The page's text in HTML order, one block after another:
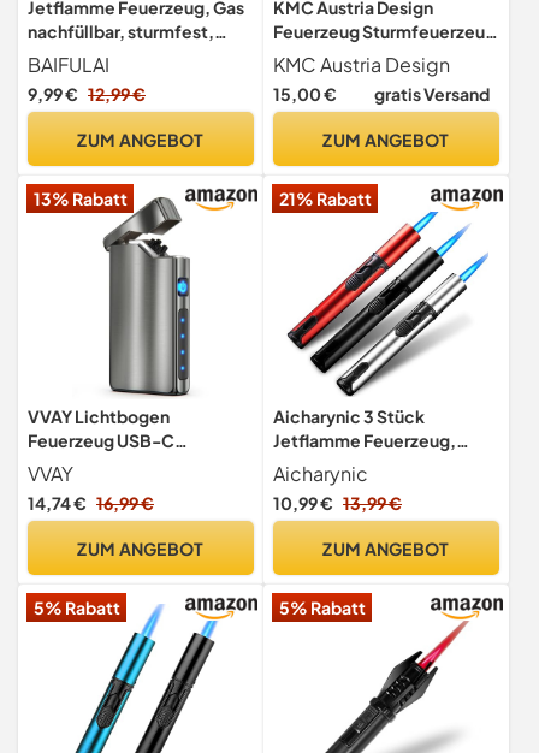
Jetflamme Feuerzeug, Gas
nachfüllbar, sturmfest,
einstellbare Flamme,
winddicht, abschließbar für
Grill, Kamin, Camping
BAIFULAI
9,99 € 12,99 €
ZUM ANGEBOT
KMC Austria Design
Feuerzeug Sturmfeuerzeug
- Original Easy TORCH8®
Jet Outdoor Gas-
Sturmfeuerzeug schwarz
Oberfläche. 3er Pack.
KMC Austria Design
15,00 € gratis Versand
ZUM ANGEBOT
13% Rabatt
VVAY Lichtbogen
Feuerzeug USB-C
Aufladbar, Elektrisches
Plasma-Sturmfeuerzeug
VVAY
14,74 € 16,99 €
ZUM ANGEBOT
21% Rabatt
Aicharynic 3 Stück
Jetflamme Feuerzeug,
Stabfeuerzeug Gas
Nachfüllbar,
Sturmfeuerzeug Winddicht
Camping (Verkauft Ohne
Aicharynic
10,99 € 13,99 €
ZUM ANGEBOT
5% Rabatt 5% Rabatt